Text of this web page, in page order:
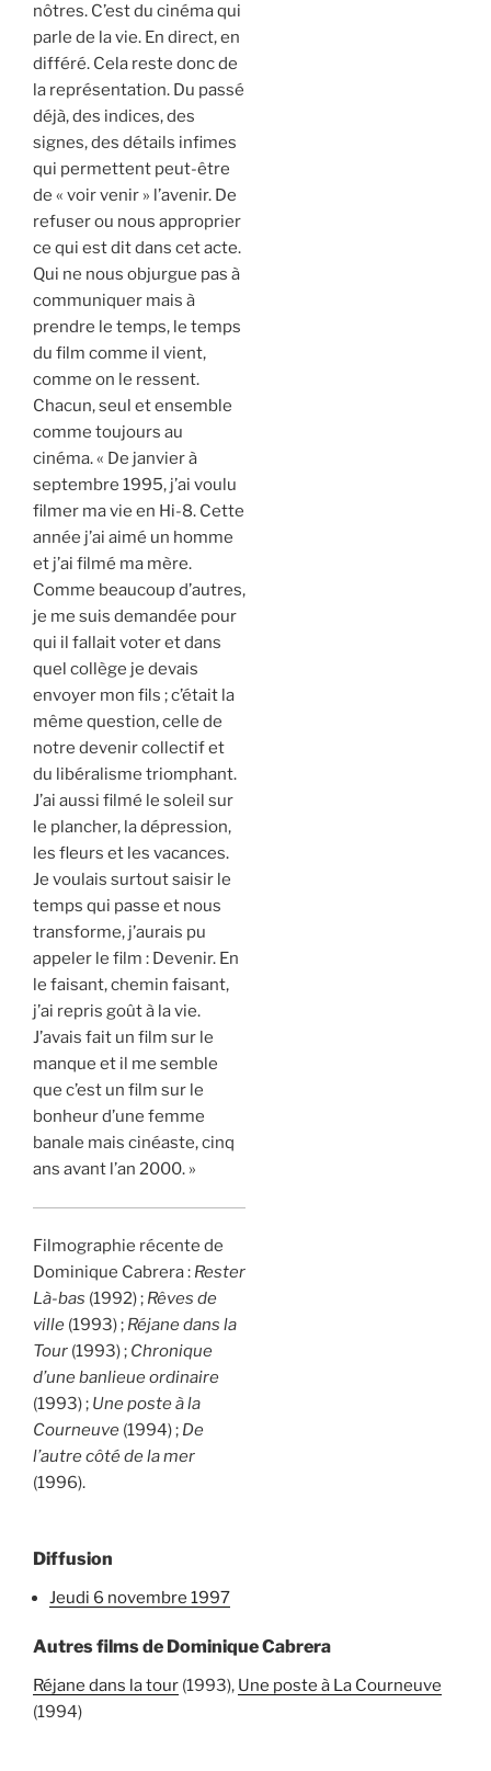
nôtres. C’est du cinéma qui
parle de la vie. En direct, en
différé. Cela reste donc de
la représentation. Du passé
déjà, des indices, des
signes, des détails infimes
qui permettent peut-être
de « voir venir » l’avenir. De
refuser ou nous approprier
ce qui est dit dans cet acte.
Qui ne nous objurgue pas à
communiquer mais à
prendre le temps, le temps
du film comme il vient,
comme on le ressent.
Chacun, seul et ensemble
comme toujours au
cinéma. « De janvier à
septembre 1995, j’ai voulu
filmer ma vie en Hi-8. Cette
année j’ai aimé un homme
et j’ai filmé ma mère.
Comme beaucoup d’autres,
je me suis demandée pour
qui il fallait voter et dans
quel collège je devais
envoyer mon fils ; c’était la
même question, celle de
notre devenir collectif et
du libéralisme triomphant.
J’ai aussi filmé le soleil sur
le plancher, la dépression,
les fleurs et les vacances.
Je voulais surtout saisir le
temps qui passe et nous
transforme, j’aurais pu
appeler le film : Devenir. En
le faisant, chemin faisant,
j’ai repris goût à la vie.
J’avais fait un film sur le
manque et il me semble
que c’est un film sur le
bonheur d’une femme
banale mais cinéaste, cinq
ans avant l’an 2000. »
Filmographie récente de
Dominique Cabrera : Rester
Là-bas (1992) ; Rêves de
ville (1993) ; Réjane dans la
Tour (1993) ; Chronique
d’une banlieue ordinaire
(1993) ; Une poste à la
Courneuve (1994) ; De
l’autre côté de la mer
(1996).
Diffusion
jeudi 6 novembre 1997
Autres films de Dominique Cabrera
Réjane dans la tour (1993), Une poste à La Courneuve
(1994)